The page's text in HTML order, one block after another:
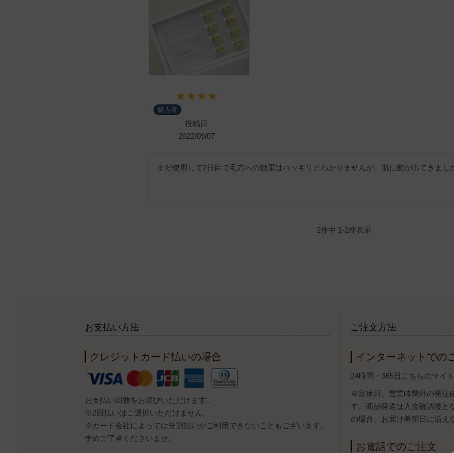
購入者
投稿日
2022/09/07
まだ使用して2日目で毛穴への効果はハッキリとわかりませんが、肌に艶が出てきまし
2件中 1-2件表示
お支払い方法
クレジットカード払いの場合
お支払い回数をお選びいただけます。
※2回払いはご選択いただけません。
※カード会社によっては分割払いがご利用できないこともございます。
予めご了承くださいませ。
ご注文方法
インターネットでの
24時間・365日こちらのサイ
※定休日、営業時間外の発注
す。商品発送は入金確認後と
の場合、お届け希望日に沿え
お電話でのご注文